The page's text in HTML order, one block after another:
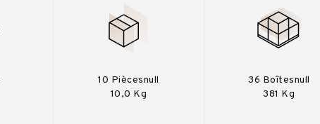
10 Piècesnull
10,0 Kg
36 Boîtesnull
381 Kg